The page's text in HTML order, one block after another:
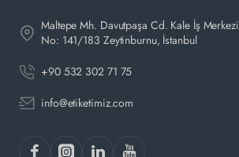
Maltepe Mh. Davutpaşa Cd. Kale İş Merkezi
No: 141/183 Zeytinburnu, İstanbul
+90 532 302 71 75
info@etiketimiz.com